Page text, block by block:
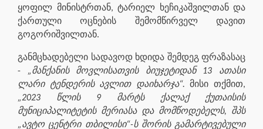
ყოფილ მინისტრთან, ტარიელ ხეჩიკაშვილთან და
ქართული ოცნების შემომწირველ დავით
გოგორიშვილთან.
განმცხადებელი სადავოდ ხდიდა შემდეგ ფრაზასაც
- „მანქანის მოვლისათვის ბიუჯეტიდან 13 ათასი
ლარი ტენდერის ავლით დაიხარჯა“. მისი თქმით,
„2023 წლის 9 მარტს ქალაქ ქუთაისის
მუნიციპალიტეტის მერიასა და მომწოდებელს, შპს
„ავტო ცენტრი თბილისი“-ს შორის გამარტივებული